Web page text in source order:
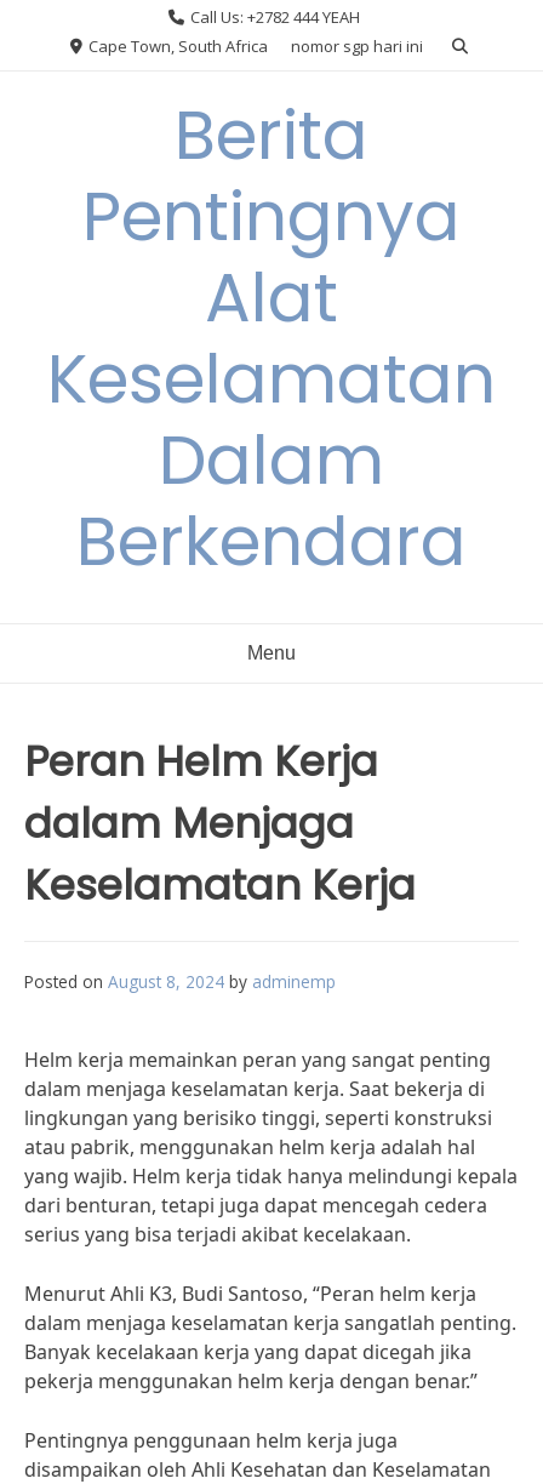
Call Us: +2782 444 YEAH
Cape Town, South Africa
nomor sgp hari ini
Berita
Pentingnya
Alat
Keselamatan
Dalam
Berkendara
Menu
Peran Helm Kerja
dalam Menjaga
Keselamatan Kerja
Posted on August 8, 2024 by adminemp
Helm kerja memainkan peran yang sangat penting
dalam menjaga keselamatan kerja. Saat bekerja di
lingkungan yang berisiko tinggi, seperti konstruksi
atau pabrik, menggunakan helm kerja adalah hal
yang wajib. Helm kerja tidak hanya melindungi kepala
dari benturan, tetapi juga dapat mencegah cedera
serius yang bisa terjadi akibat kecelakaan.
Menurut Ahli K3, Budi Santoso, “Peran helm kerja
dalam menjaga keselamatan kerja sangatlah penting.
Banyak kecelakaan kerja yang dapat dicegah jika
pekerja menggunakan helm kerja dengan benar.”
Pentingnya penggunaan helm kerja juga
disampaikan oleh Ahli Kesehatan dan Keselamatan